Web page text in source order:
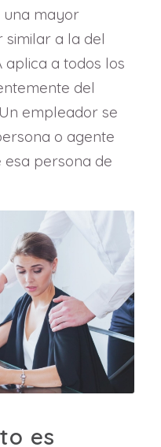
una mayor
a la del
aplica a todos los
del
empleador se
o agente
persona de
es